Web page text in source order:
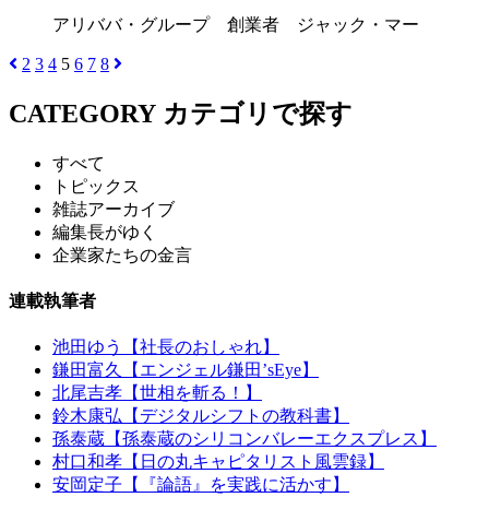
アリババ・グループ 創業者 ジャック・マー
2 3 4 5 6 7 8
CATEGORY カテゴリで探す
すべて
トピックス
雑誌アーカイブ
編集長がゆく
企業家たちの金言
連載執筆者
池田ゆう【社長のおしゃれ】
鎌田富久【エンジェル鎌田’sEye】
北尾吉孝【世相を斬る！】
鈴木康弘【デジタルシフトの教科書】
孫泰蔵【孫泰蔵のシリコンバレーエクスプレス】
村口和孝【日の丸キャピタリスト風雲録】
安岡定子【『論語』を実践に活かす】